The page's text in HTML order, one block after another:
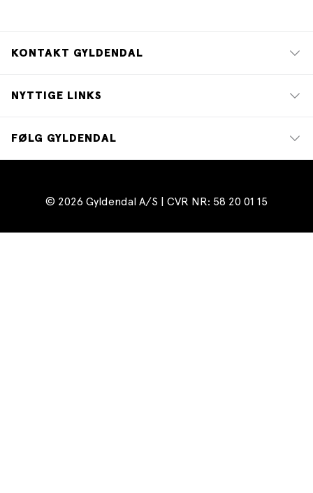
KONTAKT GYLDENDAL
NYTTIGE LINKS
FØLG GYLDENDAL
© 2026 Gyldendal A/S | CVR NR: 58 20 01 15